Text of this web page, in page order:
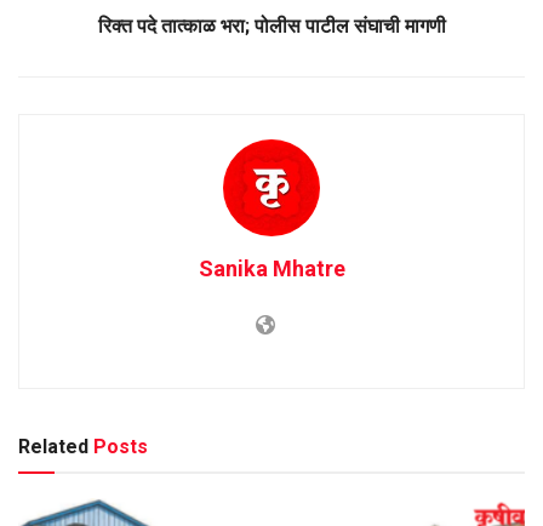
रिक्त पदे तात्काळ भरा; पोलीस पाटील संघाची मागणी
Sanika Mhatre
Related Posts